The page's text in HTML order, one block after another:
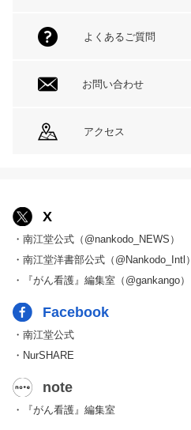
よくあるご質問
お問い合わせ
アクセス
X
・南江堂公式（@nankodo_NEWS）
・南江堂洋書部公式（@Nankodo_Intl）
・『がん看護』編集室（@gankango）
Facebook
・南江堂公式
・NurSHARE
note
・『がん看護』編集室